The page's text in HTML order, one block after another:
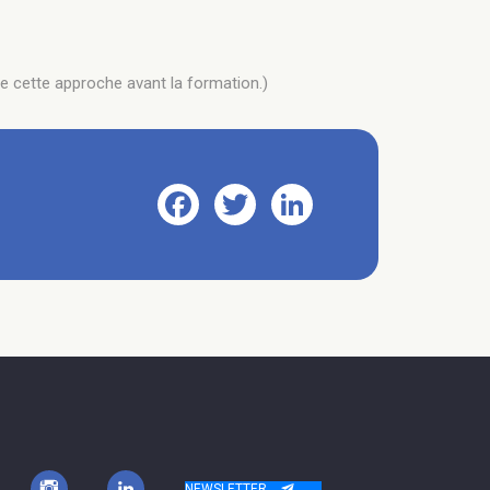
cette approche avant la formation.)
Facebook Twitter